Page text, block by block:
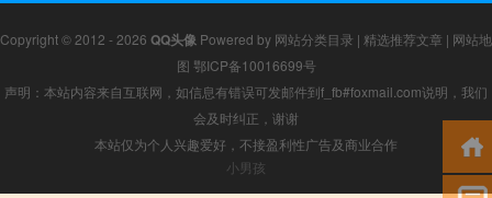
Copyright © 2012 - 2026 QQ头像 Powered by 网站分类目录 | 精选推荐文章 | 网站地
图 鄂ICP备10016699号
声明：本站内容来自互联网，如信息有错误可发邮件到f_fb#foxmail.com说明，我们
会及时纠正，谢谢
本站仅为个人兴趣爱好，不接盈利性广告及商业合作
小男孩